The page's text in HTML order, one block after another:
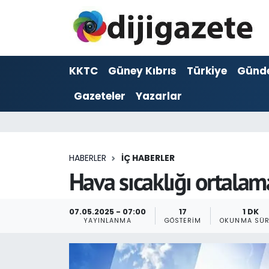
KKTC Güney Kıbrıs Türkiye
Gazeteler
Yazarlar
HABERLER İÇ HABERLER
Hava sıcaklığı
07.05.2025 - 07:00
YAYINLANMA
17
GÖSTERIM
1 DK
OKUNMA
ADVERTORIAL
Dijigazete
Hava Durumu
Trafik Durumu
Son Dakika Haberleri